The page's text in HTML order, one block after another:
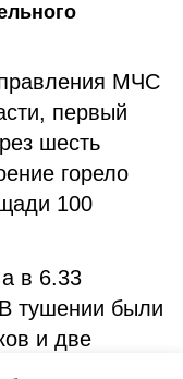
МЧС
первый
шесть
горело
100
в 6.33
тушении были
и две